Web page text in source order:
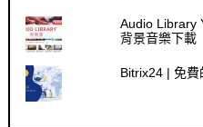
Audio Library
背景音樂下載
Bitrix24 | 免費